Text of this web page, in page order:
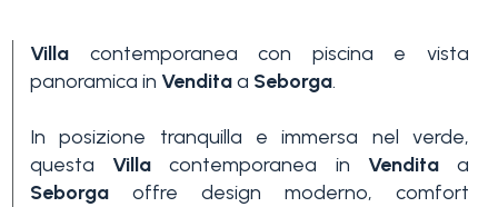
Villa contemporanea con piscina e vista
panoramica in Venditaa Seborga.
In posizione tranquilla e immersa nel verde,
questa Villa contemporanea in Venditaa
Seborga offre design moderno, comfort
Prezzo